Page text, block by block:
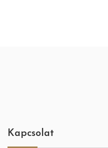
Kapcsolat